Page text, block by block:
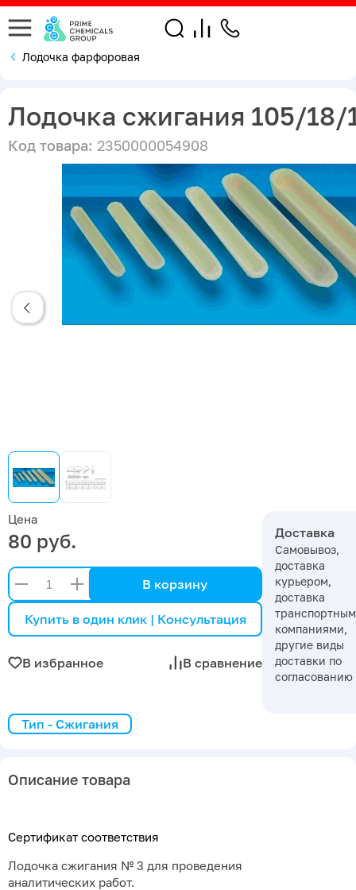
Лодочка фарфоровая
Лодочка сжигания 105/
Код товара: 2350000054908
Цена
80 руб.
В корзину
Купить в один клик | Консультация
В избранное В сравнение
Доставка
Самовывоз,
доставка
курьером,
доставка
компаниями,
другие виды
доставки по
согласованию
Тип - Сжигания
Описание товара
Сертификат соответствия
Лодочка сжигания № 3 для проведения
аналитических работ.